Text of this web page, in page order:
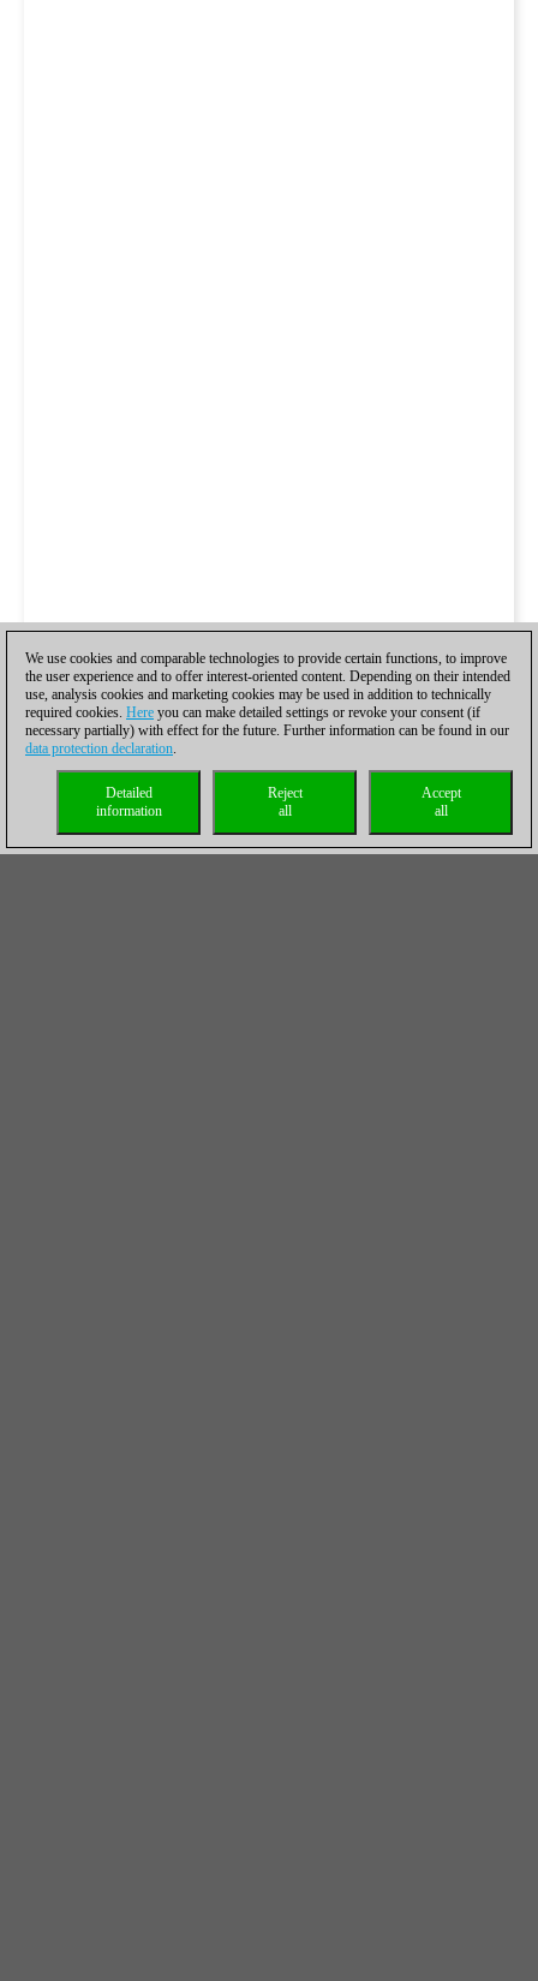
We use cookies and comparable technologies to provide certain functions, to improve
the user experience and to offer interest-oriented content. Depending on their intended
use, analysis cookies and marketing cookies may be used in addition to technically
required cookies. Here you can make detailed settings or revoke your consent (if
necessary partially) with effect for the future. Further information can be found in our
data protection declaration.
Accept
all
Reject
all
Detailed
information